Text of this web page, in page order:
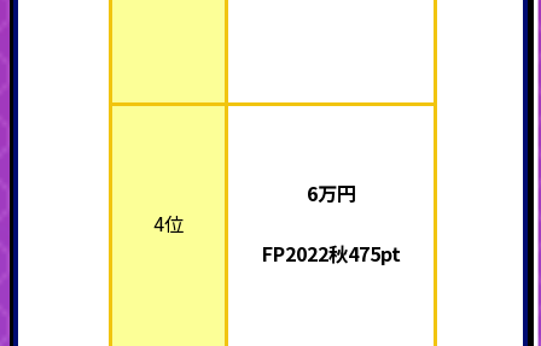
4位
6万円
FP2022秋475pt